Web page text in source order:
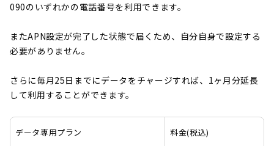
090のいずれかの電話番号を利用できます。
またAPN設定が完了した状態で届くため、自分自身で設定する
必要がありません。
さらに毎月25日までにデータをチャージすれば、1ヶ月分延長
して利用することができます。
データ専用プラン 料金(税込)